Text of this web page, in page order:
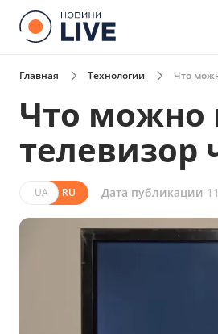
Главная Технологии Что
Что можно
телевизор
UA RU Дата публикации